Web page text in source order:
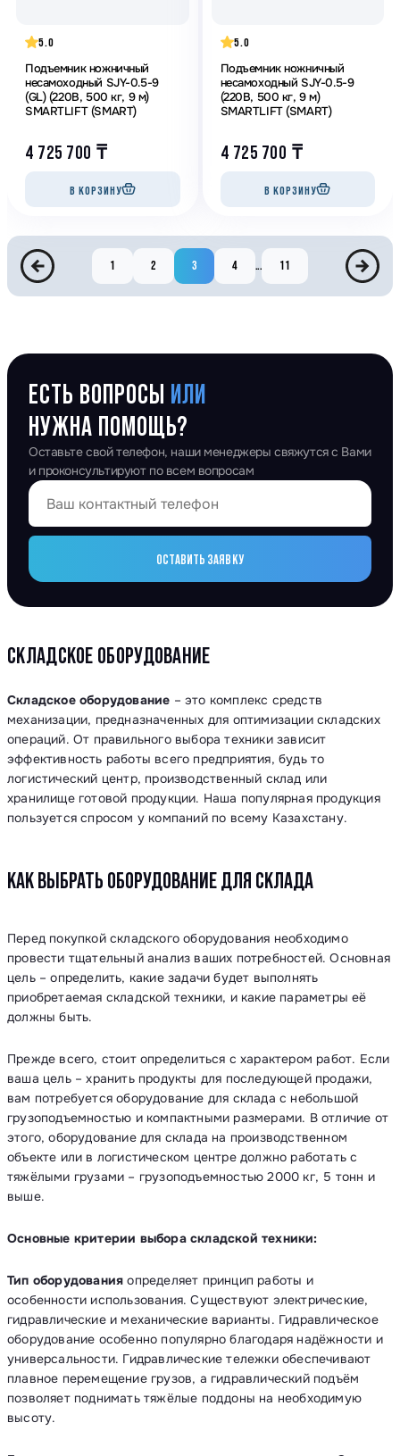
5.0
Подъемник ножничный
несамоходный SJY-0.5-9
(GL) (220В, 500 кг, 9 м)
SMARTLIFT (SMART)
4 725 700 ₸
В КОРЗИНУ
5.0
Подъемник ножничный
несамоходный SJY-0.5-9
(220В, 500 кг, 9 м)
SMARTLIFT (SMART)
4 725 700 ₸
В КОРЗИНУ
1 2 3 4 ... 11
ЕСТЬ ВОПРОСЫ ИЛИ
НУЖНА ПОМОЩЬ?
Оставьте свой телефон, наши менеджеры свяжутся с Вами
и проконсультируют по всем вопросам
ОСТАВИТЬ ЗАЯВКУ
СКЛАДСКОЕ ОБОРУДОВАНИЕ
Складское оборудование – это комплекс средств
механизации, предназначенных для оптимизации складских
операций. От правильного выбора техники зависит
эффективность работы всего предприятия, будь то
логистический центр, производственный склад или
хранилище готовой продукции. Наша популярная продукция
пользуется спросом у компаний по всему Казахстану.
КАК ВЫБРАТЬ ОБОРУДОВАНИЕ ДЛЯ СКЛАДА
Перед покупкой складского оборудования необходимо
провести тщательный анализ ваших потребностей. Основная
цель – определить, какие задачи будет выполнять
приобретаемая складской техники, и какие параметры её
должны быть.
Прежде всего, стоит определиться с характером работ. Если
ваша цель – хранить продукты для последующей продажи,
вам потребуется оборудование для склада с небольшой
грузоподъемностью и компактными размерами. В отличие от
этого, оборудование для склада на производственном
объекте или в логистическом центре должно работать с
тяжёлыми грузами – грузоподъемностью 2000 кг, 5 тонн и
выше.
Основные критерии выбора складской техники:
Тип оборудования определяет принцип работы и
особенности использования. Существуют электрические,
гидравлические и механические варианты. Гидравлическое
оборудование особенно популярно благодаря надёжности и
универсальности. Гидравлические тележки обеспечивают
плавное перемещение грузов, а гидравлический подъём
позволяет поднимать тяжёлые поддоны на необходимую
высоту.